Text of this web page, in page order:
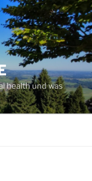
health und was